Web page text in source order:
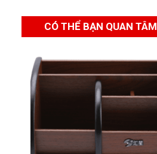
CÓ THỂ BẠN QUAN TÂM